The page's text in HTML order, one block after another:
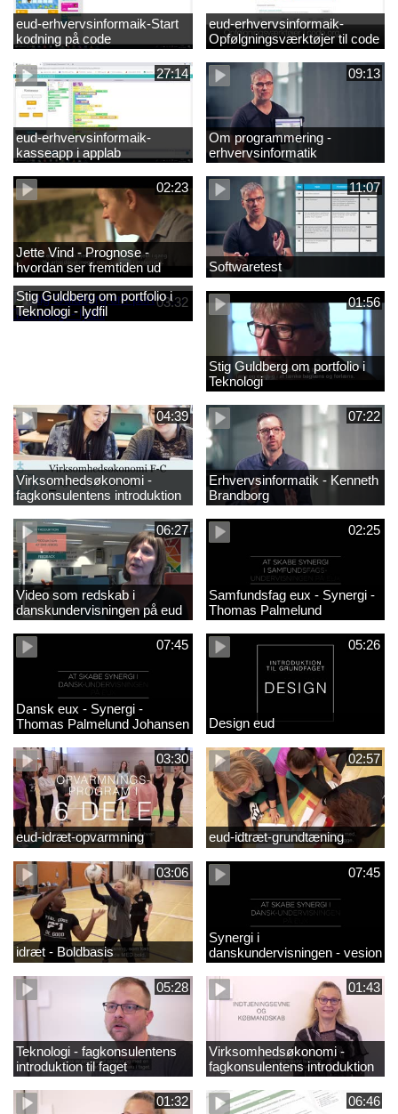
eud-erhvervsinformaik-Start
kodning på code
eud-erhvervsinformaik-
Opfølgningsværktøjer til code
27:14
eud-erhvervsinformaik-
kasseapp i applab
09:13
Om programmering -
erhvervsinformatik
02:23
Jette Vind - Prognose -
hvordan ser fremtiden ud
11:07
Softwaretest
03:32
Stig Guldberg om portfolio i
Teknologi - lydfil
01:56
Stig Guldberg om portfolio i
Teknologi
04:39
Virksomhedsøkonomi -
fagkonsulentens introduktion
til faget 2
07:22
Erhvervsinformatik - Kenneth
Brandborg
06:27
Video som redskab i
danskundervisningen på eud
02:25
Samfundsfag eux - Synergi -
Thomas Palmelund
07:45
Dansk eux - Synergi -
Thomas Palmelund Johansen
05:26
Design eud
03:30
eud-idræt-opvarmning
02:57
eud-idtræt-grundtæning
03:06
idræt - Boldbasis
07:45
Synergi i
danskundervisningen - vesion
2
05:28
Teknologi - fagkonsulentens
introduktion til faget
01:43
Virksomhedsøkonomi -
fagkonsulentens introduktion
til faget
01:32
06:46